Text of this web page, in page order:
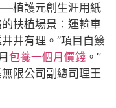
植護元創生涯用紙
扶植場景：運輸車
井有理。“項目自簽
包養一個月價錢 。”
限公司副總司理王